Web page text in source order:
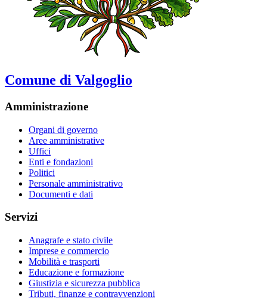
Comune di Valgoglio
Amministrazione
Organi di governo
Aree amministrative
Uffici
Enti e fondazioni
Politici
Personale amministrativo
Documenti e dati
Servizi
Anagrafe e stato civile
Imprese e commercio
Mobilità e trasporti
Educazione e formazione
Giustizia e sicurezza pubblica
Tributi, finanze e contravvenzioni